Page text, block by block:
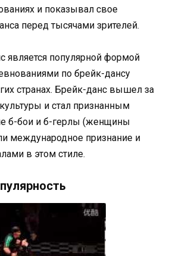
и показывал свое
перед тысячами зрителей.
является популярной формой
по брейк-дансу
странах. Брейк-данс вышел за
и стал признанным
б-бои и б-герлы (женщины
международное признание и
в этом стиле.